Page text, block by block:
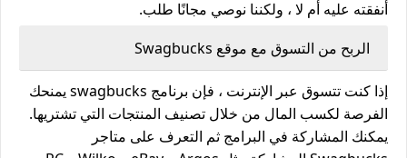
أنفقته عليه أم لا ، ولكننا نوصي مجانًا طلب.
الربح من التسوق مع موقع Swagbucks
إذا كنت تتسوق عبر الإنترنت ، فإن برنامج swagbucks يمنحك
الفرصة لكسب المال من خلال تصنيف المنتجات التي تشتريها.
يمكنك المشاركة في البرامج ثم التعرف على متاجر